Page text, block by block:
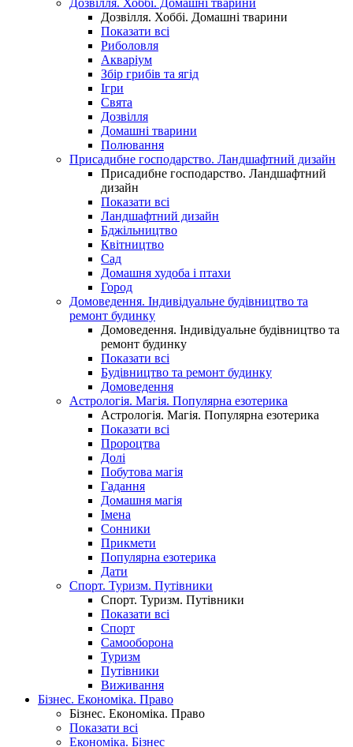
Дозвілля. Хоббі. Домашні тварини
Дозвілля. Хоббі. Домашні тварини
Показати всі
Риболовля
Акваріум
Збір грибів та ягід
Ігри
Свята
Дозвілля
Домашні тварини
Полювання
Присадибне господарство. Ландшафтний дизайн
Присадибне господарство. Ландшафтний
дизайн
Показати всі
Ландшафтний дизайн
Бджільництво
Квітництво
Сад
Домашня худоба і птахи
Город
Домоведення. Індивідуальне будівництво та
ремонт будинку
Домоведення. Індивідуальне будівництво та
ремонт будинку
Показати всі
Будівництво та ремонт будинку
Домоведення
Астрологія. Магія. Популярна езотерика
Астрологія. Магія. Популярна езотерика
Показати всі
Пророцтва
Долі
Побутова магія
Гадання
Домашня магія
Імена
Сонники
Прикмети
Популярна езотерика
Дати
Спорт. Туризм. Путівники
Спорт. Туризм. Путівники
Показати всі
Спорт
Самооборона
Туризм
Путівники
Виживання
Бізнес. Економіка. Право
Бізнес. Економіка. Право
Показати всі
Економіка. Бізнес